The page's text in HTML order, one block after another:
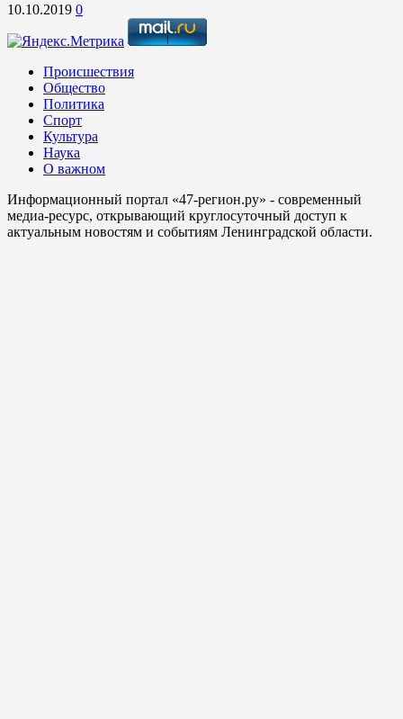
10.10.2019 0
Происшествия
Общество
Политика
Спорт
Культура
Наука
О важном
Информационный портал «47-регион.ру» - современный
медиа-ресурс, открывающий круглосуточный доступ к
актуальным новостям и событиям Ленинградской области.